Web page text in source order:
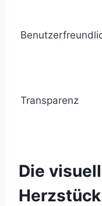
Transparenz
Die